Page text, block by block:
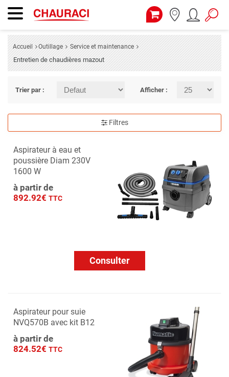
Accueil Outillage Service et maintenance
Entretien de chaudières mazout
Trier par : Afficher :
Filtres
Aspirateur à eau et
poussière Diam 230V
1600 W
à partir de
892.92€ TTC
Consulter
Aspirateur pour suie
NVQ570B avec kit B12
à partir de
824.52€ TTC